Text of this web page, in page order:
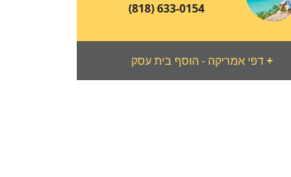
(818) 633-0154
דפי אמריקה - הוסף בית עסק+